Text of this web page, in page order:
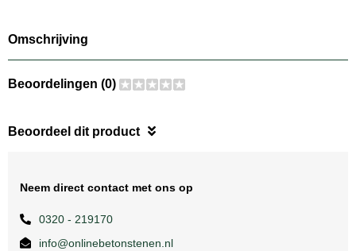
Omschrijving
Beoordelingen (0)
Beoordeel dit product
Neem direct contact met ons op
0320 - 219170
info@onlinebetonstenen.nl